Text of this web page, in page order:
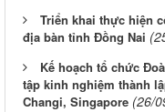
Triển khai thực hiện
địa bàn tỉnh Đồng Nai
Kế hoạch tổ chức
tập kinh nghiệm thành
Changi, Singapore (26/